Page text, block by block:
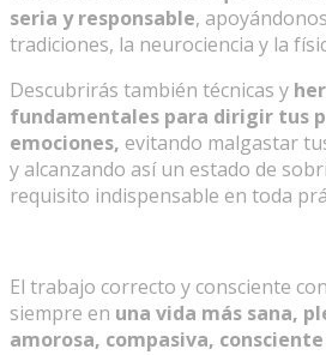
seria y responsable,
tradiciones, la neurociencia y la
Descubrirás también técnicas y
fundamentales para dirigir tus
emociones, evitando malgastar
y alcanzando así un estado de
requisito indispensable en toda
El trabajo correcto y consciente
siempre en una vida más sana,
amorosa, compasiva,